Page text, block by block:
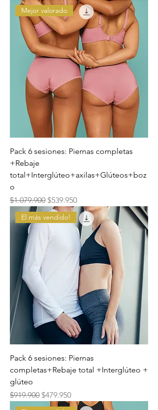
Mejor valorado
Pack 6 sesiones: Piernas completas
+Rebaje
total+Interglúteo+axilas+Glúteos+boz
o
Precio
$1.079.900 Precio de oferta
$539.950
El más vendido!
Pack 6 sesiones: Piernas
completas+Rebaje total +Interglúteo +
glúteo
Precio
$919.900 Precio de oferta
$479.950